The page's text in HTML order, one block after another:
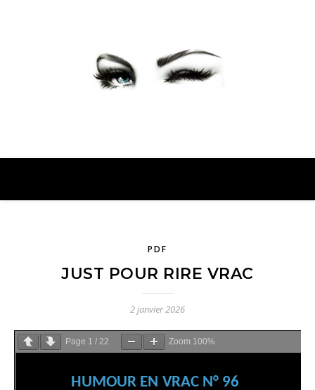
PDF
JUST POUR RIRE VRAC
2 janvier 2026
Page 1 / 22 Zoom 100%